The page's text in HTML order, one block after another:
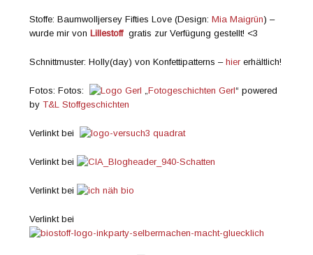
Stoffe: Baumwolljersey Fifties Love (Design:Mia Maigrün) –
wurde mir vonLillestoffgratis zur Verfügung gestellt! <3
Schnittmuster: Holly(day) von Konfettipatterns –hier erhältlich!
Fotos: Fotos: „Fotogeschichten Gerl“ powered
byT&L Stoffgeschichten
Verlinkt bei
Verlinkt bei
Verlinkt bei
Verlinkt bei